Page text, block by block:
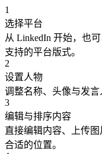
1
选择平台
从 LinkedIn 开始，也
支持的平台版式。
2
设置人物
调整名称、头像与发言
3
编辑与排序内容
直接编辑内容、上传
合适的位置。